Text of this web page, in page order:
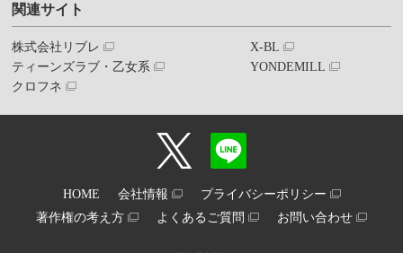
関連サイト
株式会社リブレ
ティーンズラブ・乙女系
クロフネ
X-BL
YONDEMILL
HOME 会社情報
プライバシーポリシー
著作権の考え方
よくあるご質問 お問い合わせ